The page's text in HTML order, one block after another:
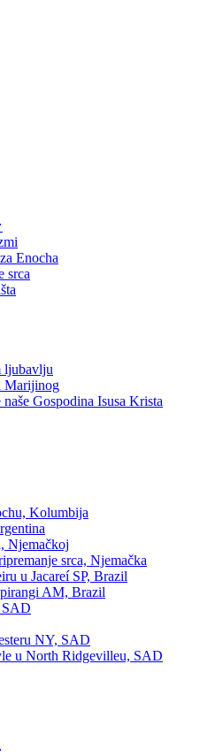
Enocha
srca
ljubavlju
Marijinog
Gospodina Isusa Krista
Kolumbija
Njemačkoj
srca, Njemačka
u Jacareí SP, Brazil
AM, Brazil
SAD
NY, SAD
u North Ridgevilleu, SAD